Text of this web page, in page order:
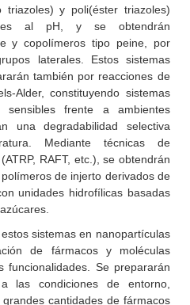
triazoles) y poli(éster triazoles)
al pH, y se obtendrán
y copolímeros tipo peine, por
laterales. Estos sistemas
también por reacciones de
Alder, constituyendo sistemas
frente a ambientes
una degradabilidad selectiva
Mediante técnicas de
RAFT, etc.), se obtendrán
de injerto derivados de
unidades hidrofílicas basadas
sistemas en nanopartículas
de fármacos y moléculas
funcionalidades. Se prepararán
las condiciones de entorno,
cantidades de fármacos